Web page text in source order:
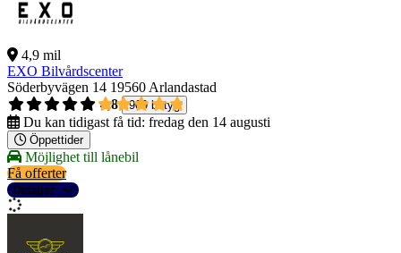
4,9 mil
EXO Bilvårdscenter
Söderbyvägen 14 19560 Arlandastad
4,8
909 betyg
Du kan tidigast få tid: fredag den 14 augusti
Öppettider
Möjlighet till lånebil
Få offerter
Detaljer